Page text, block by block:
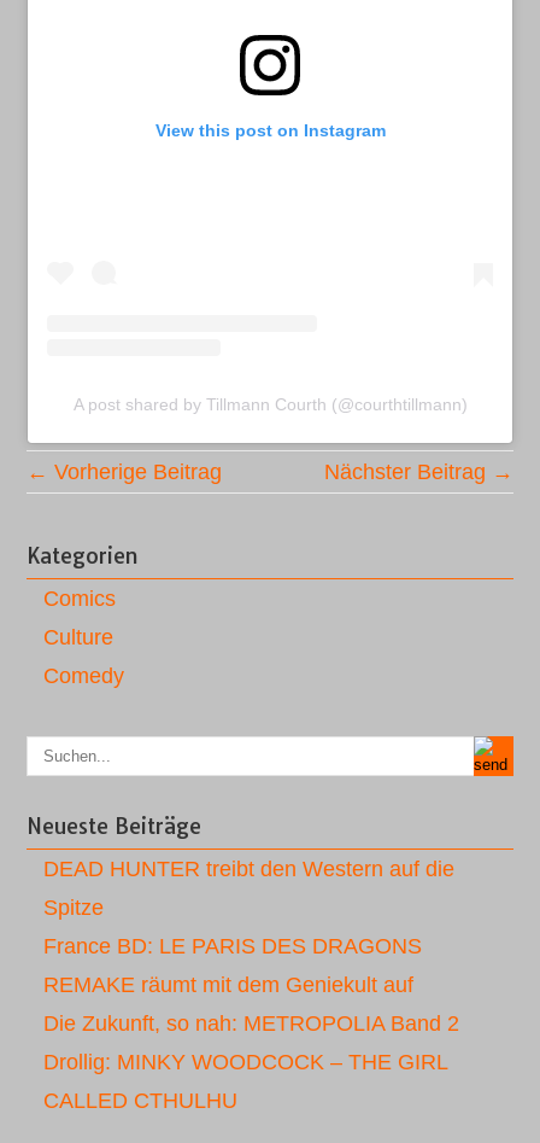
View this post on Instagram
A post shared by Tillmann Courth (@courthtillmann)
← Vorherige Beitrag Nächster Beitrag →
Kategorien
Comics
Culture
Comedy
Neueste Beiträge
DEAD HUNTER treibt den Western auf die
Spitze
France BD: LE PARIS DES DRAGONS
REMAKE räumt mit dem Geniekult auf
Die Zukunft, so nah: METROPOLIA Band 2
Drollig: MINKY WOODCOCK – THE GIRL
CALLED CTHULHU